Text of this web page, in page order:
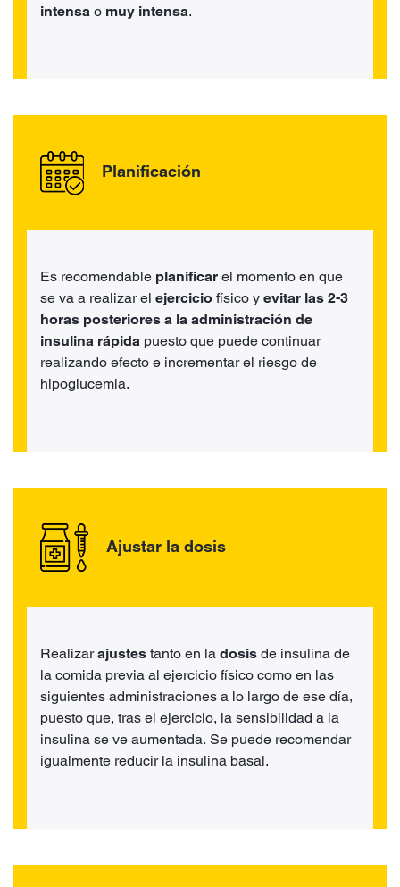
intensa o muy intensa.
Planificación
Es recomendable planificar el momento en que
se va a realizar el ejercicio físico y evitar las 2-3
horas posteriores a la administración de
insulina rápida puesto que puede continuar
realizando efecto e incrementar el riesgo de
hipoglucemia.
Ajustar la dosis
Realizarajustes tanto en la dosis de insulina de
la comida previa al ejercicio físico como en las
siguientes administraciones a lo largo de ese día,
puesto que, tras el ejercicio, la sensibilidad a la
insulina se ve aumentada. Se puede recomendar
igualmente reducir la insulina basal.